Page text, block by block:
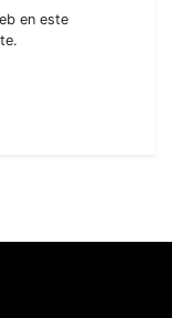
en este